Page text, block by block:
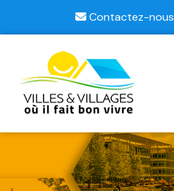
Contactez-nous